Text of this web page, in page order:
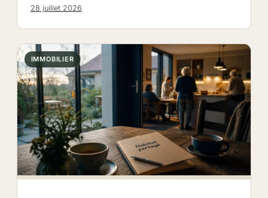
28 juillet 2026
PLU. Tour d’horizon des matériaux (bois, zinc,…
IMMOBILIER